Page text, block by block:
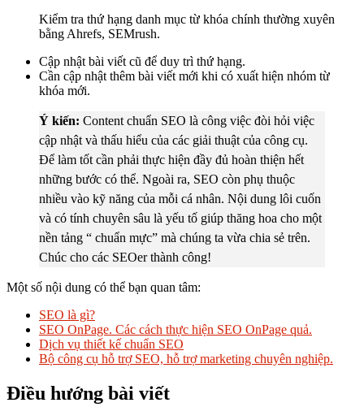
Kiểm tra thứ hạng danh mục từ khóa chính thường xuyên
bằng Ahrefs, SEMrush.
Cập nhật bài viết cũ để duy trì thứ hạng.
Cần cập nhật thêm bài viết mới khi có xuất hiện nhóm từ
khóa mới.
Ý kiến: Content chuẩn SEO là công việc đòi hỏi việc
cập nhật và thấu hiểu của các giải thuật của công cụ.
Để làm tốt cần phải thực hiện đầy đủ hoàn thiện hết
những bước có thể. Ngoài ra, SEO còn phụ thuộc
nhiều vào kỹ năng của mỗi cá nhân. Nội dung lôi cuốn
và có tính chuyên sâu là yếu tố giúp thăng hoa cho một
nền tảng “ chuẩn mực” mà chúng ta vừa chia sẻ trên.
Chúc cho các SEOer thành công!
Một số nội dung có thể bạn quan tâm:
SEO là gì?
SEO OnPage. Các cách thực hiện SEO OnPage quả.
Dịch vụ thiết kế chuẩn SEO
Bộ công cụ hỗ trợ SEO, hỗ trợ marketing chuyên nghiệp.
Điều hướng bài viết